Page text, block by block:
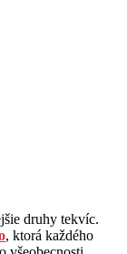
druhy tekvíc.
, ktorá každého